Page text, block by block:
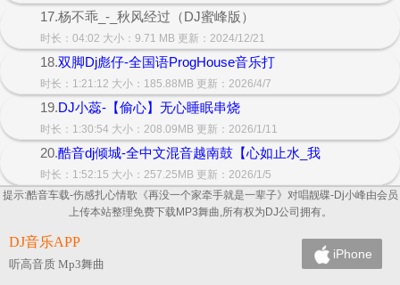
17.杨不乖_-_秋风经过（DJ蜜峰版）
时长：04:02 大小：9.71 MB 更新：2024/12/21
18.双脚Dj彪仔-全国语ProgHouse音乐打
时长：1:21:12 大小：185.88MB 更新：2026/4/7
19.DJ小蕊-【偷心】无心睡眠串烧
时长：1:30:54 大小：208.09MB 更新：2026/1/11
20.酷音dj倾城-全中文混音越南鼓【心如止水_我
时长：1:52:15 大小：257.25MB 更新：2026/1/5
提示:酷音车载-伤感扎心情歌《再没一个家牵手就是一辈子》对唱靓碟-Dj小峰由会员
上传本站整理免费下载MP3舞曲,所有权为DJ公司拥有。
DJ音乐APP
听高音质 Mp3舞曲
iPhone